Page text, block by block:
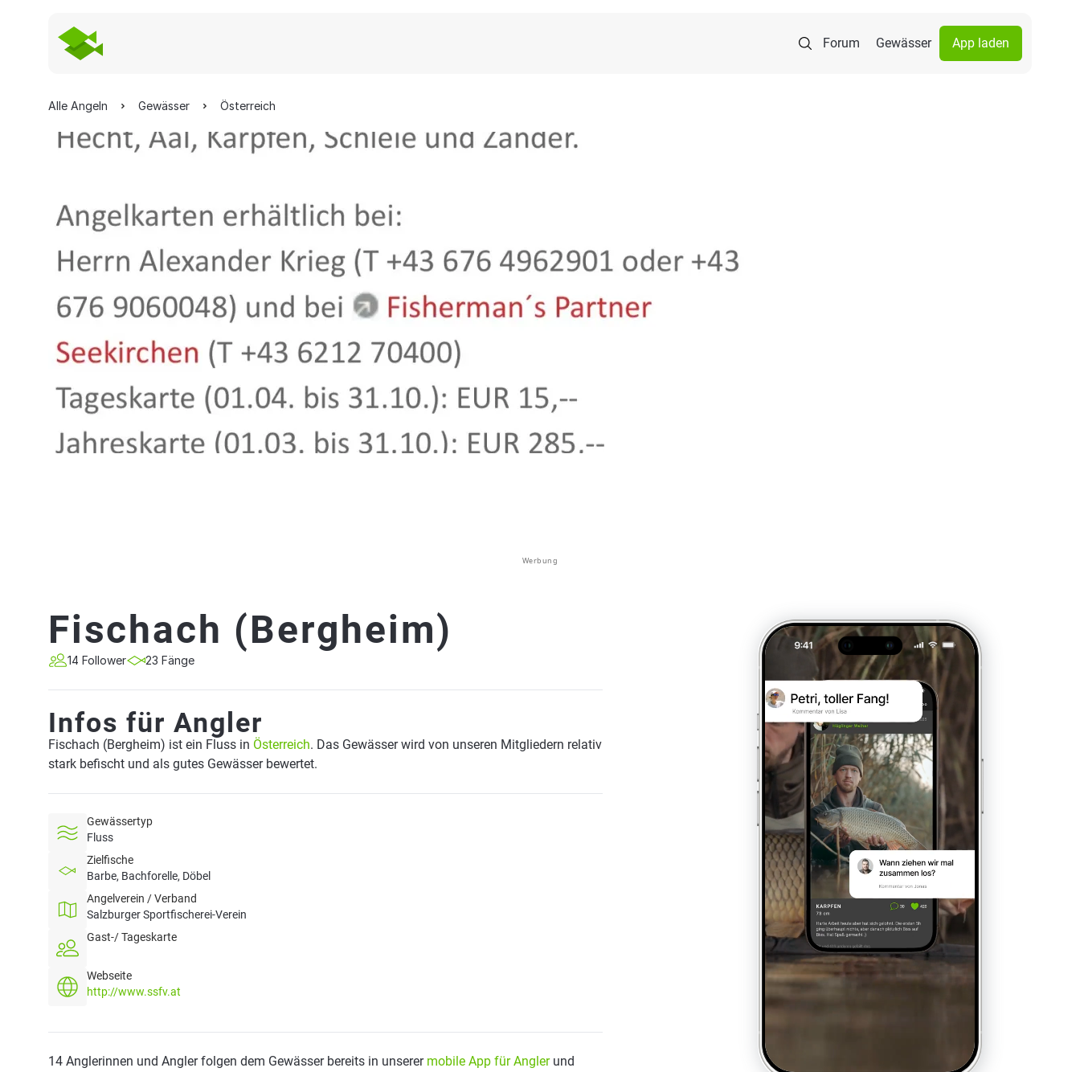
Forum Gewässer App laden
Alle Angeln Gewässer Österreich
Werbung
Fischach (Bergheim)
14 Follower 23 Fänge
Infos für Angler
Fischach (Bergheim) ist ein Fluss in Österreich. Das Gewässer wird von unseren Mitgliedern relativ
stark befischt und als gutes Gewässer bewertet.
Gewässertyp
Fluss
Zielfische
Barbe, Bachforelle, Döbel
Angelverein / Verband
Salzburger Sportfischerei-Verein
Gast-/ Tageskarte
Webseite
http://www.ssfv.at
14 Anglerinnen und Angler folgen dem Gewässer bereits in unserer mobile App für Anglerund